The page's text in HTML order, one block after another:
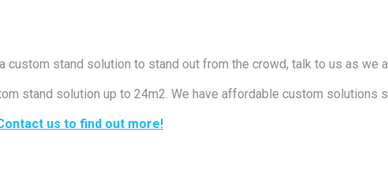
custom stand solution to stand out from the crowd, talk to us as we
stand solution up to 24m2. We have affordable custom solutions
us to find out more!